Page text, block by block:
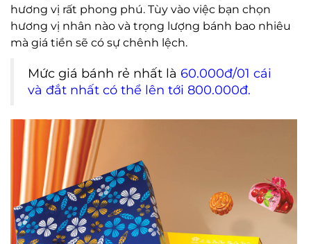
hương vị rất phong phú. Tùy vào việc bạn chọn
hương vị nhân nào và trọng lượng bánh bao nhiêu
mà giá tiền sẽ có sự chênh lệch.
Mức giá bánh rẻ nhất là 60.000đ/01 cái
và đắt nhất có thể lên tới 800.000đ.